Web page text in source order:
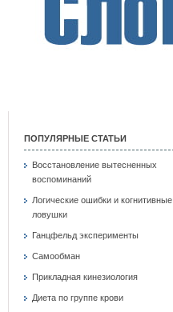
ПОПУЛЯРНЫЕ СТАТЬИ
Восстановление вытесненных
воспоминаний
Логические ошибки и когнитивные
ловушки
Ганцфельд эксперименты
Самообман
Прикладная кинезиология
Диета по группе крови